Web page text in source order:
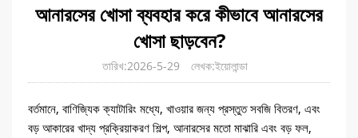
আনারসের খোসা ব্যবহার করে কীভাবে আনারসের
খোসা ছাড়বেন?
তারিখ:2026-5-29 লেখক:ইয়োলান্ডা
বর্তমানে, বাণিজ্যিক ক্যাটারিং মধ্যে, খাওয়ার জন্য প্রস্তুত সবজি বিতরণ, এবং
বড় আকারের খাদ্য প্রক্রিয়াকরণ শিল্প, আনারসের মতো মাঝারি এবং বড় ফল,